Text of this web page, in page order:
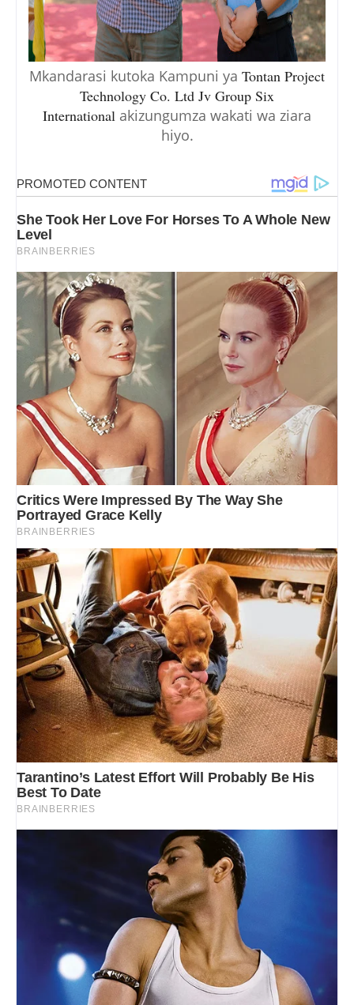
Mkandarasi kutoka Kampuni ya Tontan Project
Technology Co. Ltd Jv Group Six
International akizungumza wakati wa ziara
hiyo.